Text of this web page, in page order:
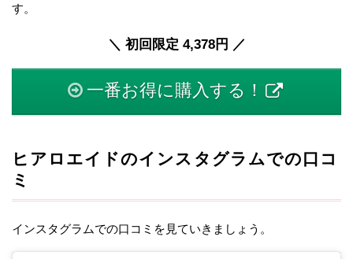
す。
＼ 初回限定 4,378円 ／
一番お得に購入する！
ヒアロエイドのインスタグラムでの口コ
ミ
インスタグラムでの口コミを見ていきましょう。